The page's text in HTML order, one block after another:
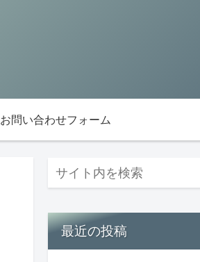
お問い合わせフォーム
最近の投稿